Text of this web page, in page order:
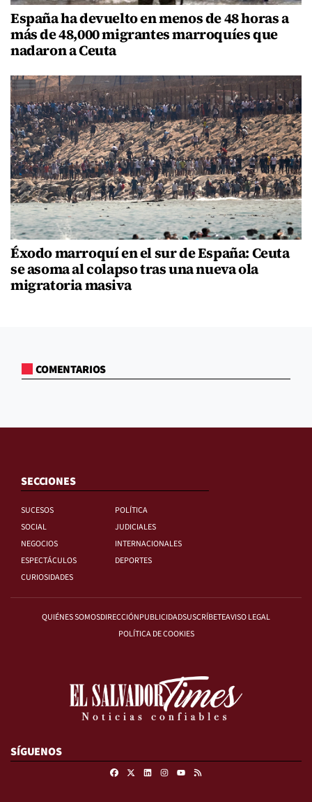
España ha devuelto en menos de 48 horas a
más de 48,000 migrantes marroquíes que
nadaron a Ceuta
Éxodo marroquí en el sur de España: Ceuta
se asoma al colapso tras una nueva ola
migratoria masiva
COMENTARIOS
SECCIONES
SUCESOS
POLÍTICA
SOCIAL
JUDICIALES
NEGOCIOS
INTERNACIONALES
ESPECTÁCULOS
DEPORTES
CURIOSIDADES
QUIÉNES SOMOSDIRECCIÓNPUBLICIDADSUSCRÍBETEAVISO LEGAL
POLÍTICA DE COOKIES
SÍGUENOS
FacebookLinkedinInstagram